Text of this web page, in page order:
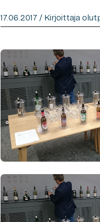
17.06.2017 / Kirjoittaja